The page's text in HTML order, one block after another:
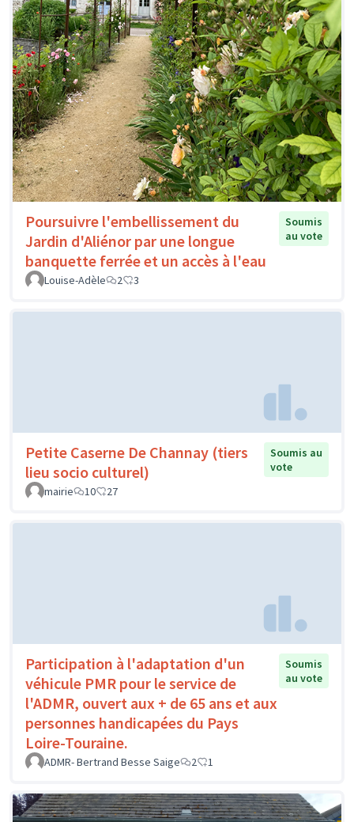
Poursuivre l'embellissement du
Jardin d'Aliénor par une longue
banquette ferrée et un accès à l'eau
Soumis
au vote
Louise-Adèle 2 3
Petite Caserne De Channay (tiers
lieu socio culturel)
Soumis au
vote
mairie
10 27
Participation à l'adaptation d'un
véhicule PMR pour le service de
l'ADMR, ouvert aux + de 65 ans et aux
personnes handicapées du Pays
Loire-Touraine.
Soumis
au vote
ADMR- Bertrand Besse Saige 2 1